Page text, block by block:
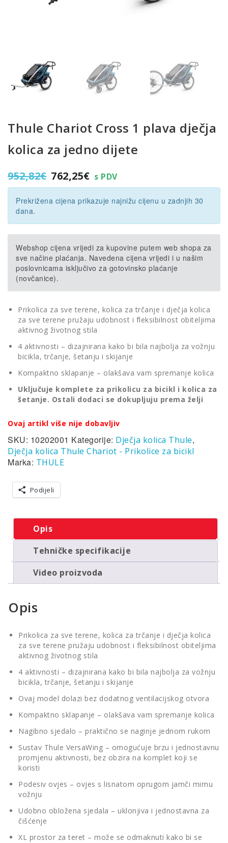
Thule Chariot Cross 1 plava dječja
kolica za jedno dijete
952,82€ Izvorna
cijena
bila
je:
952,82€.
762,25€ Trenutna
cijena
je:
762,25€.
s PDV
Prekrižena cijena prikazuje najnižu cijenu u zadnjih 30
dana.
Webshop cijena vrijedi za kupovine putem web shopa za
sve načine plaćanja. Navedena cijena vrijedi i u našim
poslovnicama isključivo za gotovinsko plaćanje
(novčanice).
Prikolica za sve terene, kolica za trčanje i dječja kolica
za sve terene pružaju udobnost i fleksibilnost obiteljima
aktivnog životnog stila
4 aktivnosti – dizajnirana kako bi bila najbolja za vožnju
bicikla, trčanje, šetanju i skijanje
Kompaktno sklapanje – olakšava vam spremanje kolica
Uključuje komplete za prikolicu za bicikl i kolica za
šetanje. Ostali dodaci se dokupljuju prema želji
Ovaj artikl više nije dobavljiv
SKU: 10202001 Kategorije: Dječja kolica Thule,
Dječja kolica Thule Chariot - Prikolice za bicikl
Marka: THULE
Podijeli
Opis
Tehničke specifikacije
Video proizvoda
Opis
Prikolica za sve terene, kolica za trčanje i dječja kolica
za sve terene pružaju udobnost i fleksibilnost obiteljima
aktivnog životnog stila
4 aktivnosti – dizajnirana kako bi bila najbolja za vožnju
bicikla, trčanje, šetanju i skijanje
Ovaj model dolazi bez dodatnog ventilacijskog otvora
Kompaktno sklapanje – olakšava vam spremanje kolica
Nagibno sjedalo – praktično se naginje jednom rukom
Sustav Thule VersaWing – omogućuje brzu i jednostavnu
promjenu aktivnosti, bez obzira na komplet koji se
koristi
Podesiv ovjes – ovjes s lisnatom oprugom jamči mirnu
vožnju
Udobno obložena sjedala – uklonjiva i jednostavna za
čišćenje
XL prostor za teret – može se odmaknuti kako bi se